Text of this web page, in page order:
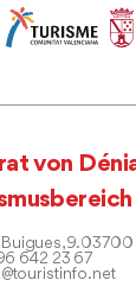
von
9. 03700
96 642 23 67